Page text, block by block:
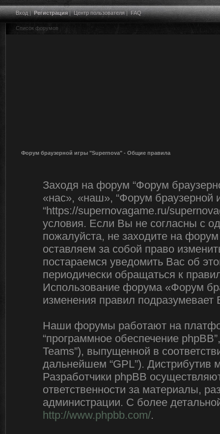
Вход|Регистрация|Центр пользователя|FAQ
Список форумов
Форум браузерной игры "Supernova" - Общие правила
Заходя на форум “Форум
«нас», «наш», “Форум браузерной
“https://supernovagame.ru/
условия. Если Вы не согласны с
пожалуйста, не заходите на
оставляем за собой право
постараемся уведомить Вас об
периодически обращаться к
Использование форума «Форум
изменения правил
Наши форумы работают на
“программное обеспечение
Teams”), выпущенной в
дальнейшем “GPL”). Дистрибутив
Разработчики phpBB
ответственности за материалы,
администрации. С более
http://www.phpbb.com/.